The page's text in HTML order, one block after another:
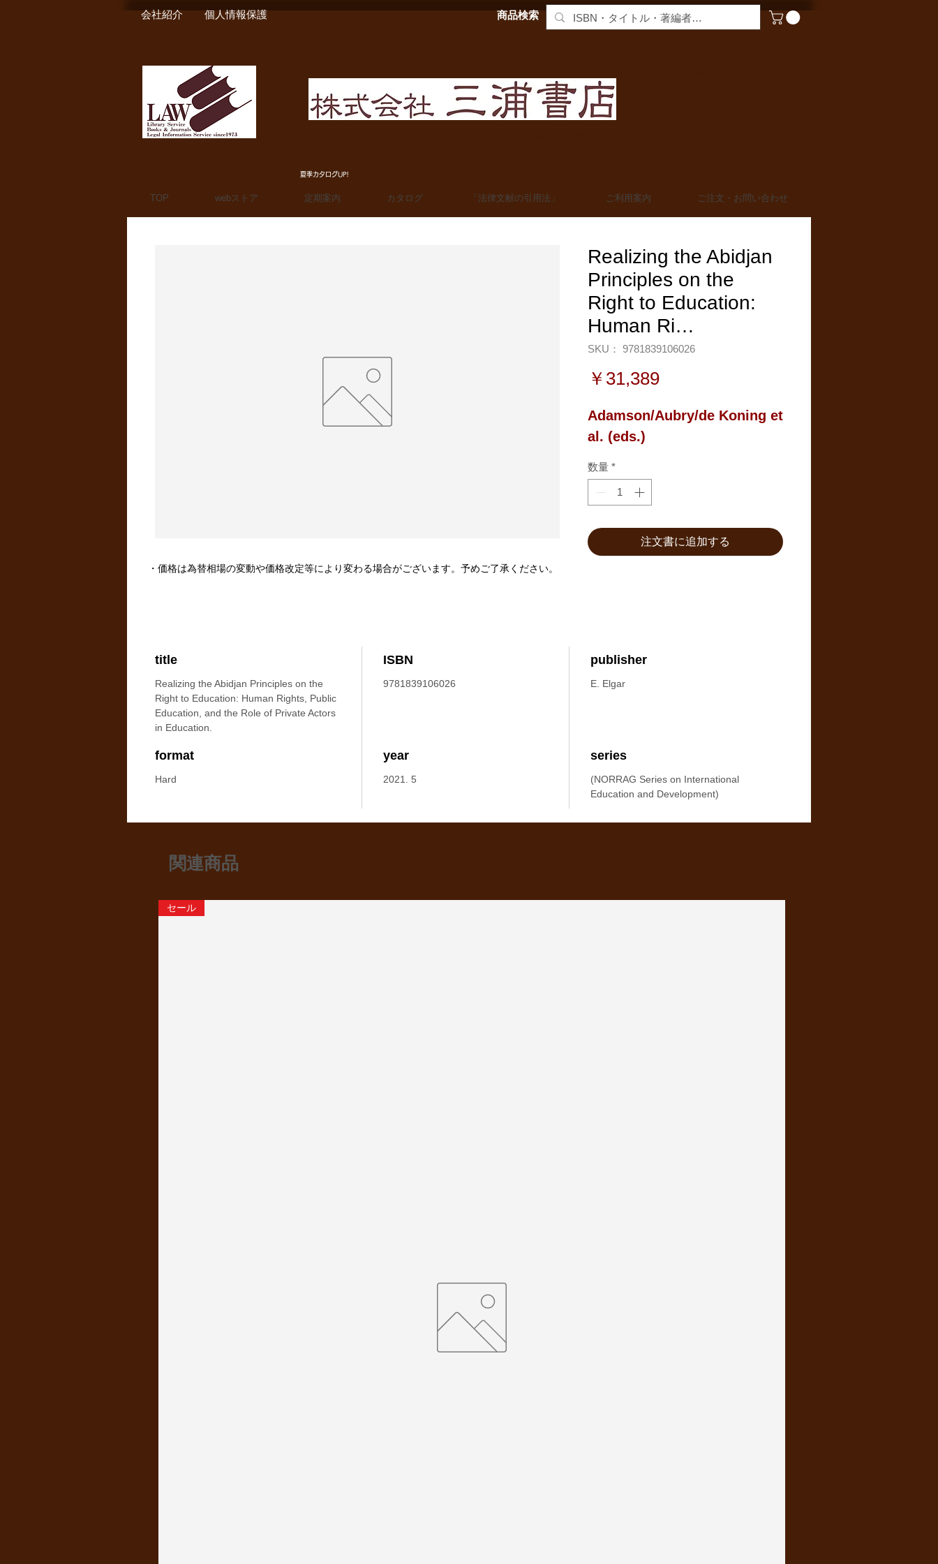
会社紹介 個人情報保護 商品検索
夏季カタログUP!
TOP webストア 定期案内 カタログ 「法律文献の引用法」 ご利用案内 ご注文・お問い合わせ
Realizing the Abidjan
Principles on the
Right to Education:
Human Ri…
SKU： 9781839106026
￥31,389価
Adamson/Aubry/de Koning et
al. (eds.)
数量 *
注文書に追加する
title
Realizing the Abidjan Principles on the
Right to Education: Human Rights, Public
Education, and the Role of Private Actors
in Education.
ISBN
9781839106026
publisher
E. Elgar
format
Hard
year
2021. 5
series
(NORRAG Series on International
Education and Development)
・価格は為替相場の変動や価格改定等により変わる場合がございます。予めご了承ください。
関連商品
セール